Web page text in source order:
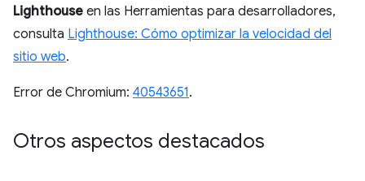
Lighthouse en las Herramientas para desarrolladores,
consulta Lighthouse: Cómo optimizar la velocidad del
sitio web.
Error de Chromium: 40543651.
Otros aspectos destacados